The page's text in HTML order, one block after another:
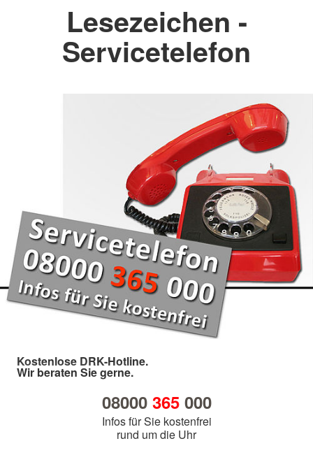
Lesezeichen -
Servicetelefon
Kostenlose DRK-Hotline.
Wir beraten Sie gerne.
08000 365000
Infos für Sie kostenfrei
rund um die Uhr